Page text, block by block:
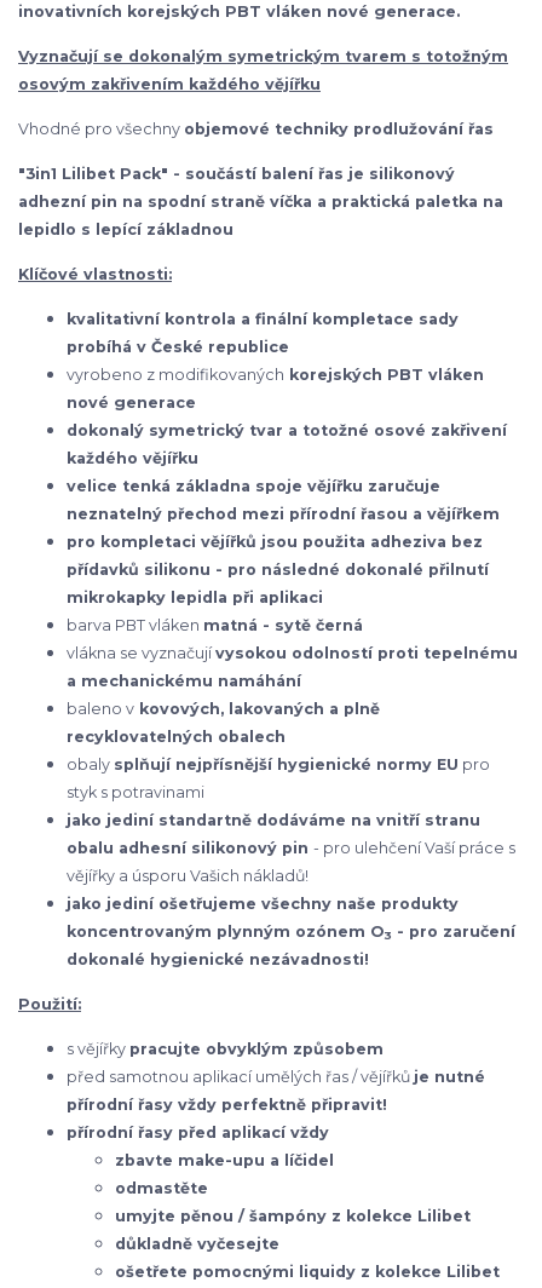
inovativních korejských PBT vláken nové generace.
Vyznačují se dokonalým symetrickým tvarem s totožným
osovým zakřivením každého vějířku
Vhodné pro všechny objemové techniky prodlužování řas
"3in1 Lilibet Pack" - součástí balení řas je silikonový
adhezní pin na spodní straně víčka a praktická paletka na
lepidlo s lepící základnou
Klíčové vlastnosti:
kvalitativní kontrola a finální kompletace sady
probíhá v České republice
vyrobeno z modifikovaných korejských PBT vláken
nové generace
dokonalý symetrický tvar a totožné osové zakřivení
každého vějířku
velice tenká základna spoje vějířku zaručuje
neznatelný přechod mezi přírodní řasou a vějířkem
pro kompletaci vějířků jsou použita adheziva bez
přídavků silikonu - pro následné dokonalé přilnutí
mikrokapky lepidla při aplikaci
barva PBT vláken matná - sytě černá
vlákna se vyznačujívysokou odolností proti tepelnému
a mechanickému namáhání
baleno v kovových, lakovaných a plně
recyklovatelných obalech
obaly splňují nejpřísnější hygienické normy EU pro
styk s potravinami
jako jediní standartně dodáváme na vnitří stranu
obalu adhesní silikonový pin - pro ulehčení Vaší práce s
vějířky a úsporu Vašich nákladů!
jako jediní ošetřujeme všechny naše produkty
koncentrovaným plynným ozónem O3 - pro zaručení
dokonalé hygienické nezávadnosti!
Použití:
s vějířky pracujte obvyklým způsobem
před samotnou aplikací umělých řas / vějířků je nutné
přírodní řasy vždy perfektně připravit!
přírodní řasy před aplikací vždy
zbavte make-upu a líčidel
odmastěte
umyjte pěnou / šampóny z kolekce Lilibet
důkladně vyčesejte
ošetřete pomocnými liquidy z kolekce Lilibet